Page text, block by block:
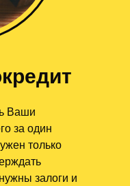
Ваши
за один
только
залоги и